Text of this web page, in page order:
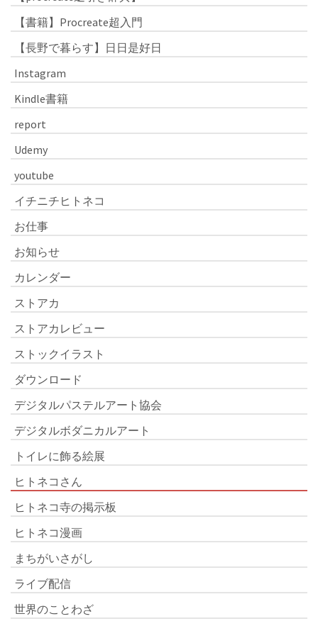
【書籍】Procreate超入門
【長野で暮らす】日日是好日
Instagram
Kindle書籍
report
Udemy
youtube
イチニチヒトネコ
お仕事
お知らせ
カレンダー
ストアカ
ストアカレビュー
ストックイラスト
ダウンロード
デジタルパステルアート協会
デジタルボダニカルアート
トイレに飾る絵展
ヒトネコさん
ヒトネコ寺の掲示板
ヒトネコ漫画
まちがいさがし
ライブ配信
世界のことわざ